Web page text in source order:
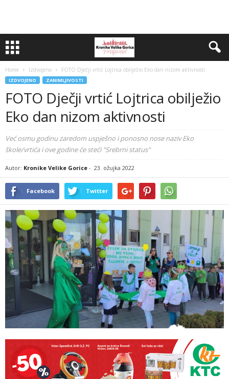
Home Izdvojeno FOTO Dječji vrtić Lojtrica obilježio Eko dan nizom aktivnosti
IZDVOJENO ZANIMLJIVOSTI
FOTO Dječji vrtić Lojtrica obilježio
Eko dan nizom aktivnosti
Već osmu godinu zaredom uspješno i ponosno nose naziv Eko
škole/vrtića i ove godine će steći "Srebrni status"
Autor: Kronike Velike Gorice - 23. ožujka 2022
Facebook Twitter